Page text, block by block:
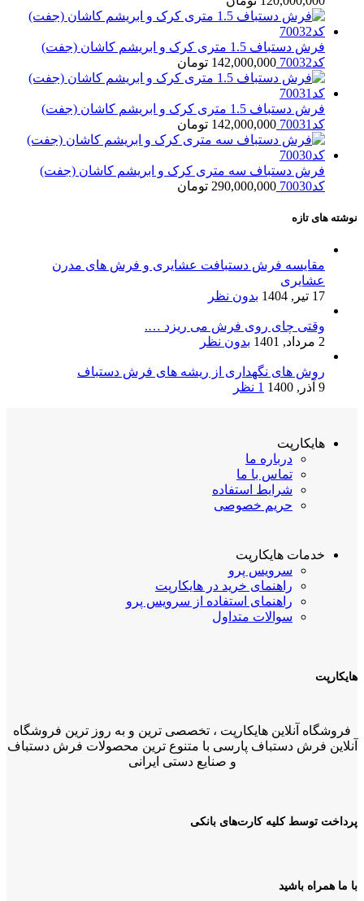
فرش دستباف 1.5 متری کرک و ابریشم کاشان (جفت)
کد70032
142,000,000 تومان
فرش دستباف 1.5 متری کرک و ابریشم کاشان (جفت)
کد70031
142,000,000 تومان
فرش دستباف سه متری کرک و ابریشم کاشان (جفت)
کد70030
290,000,000 تومان
نوشته های تازه
مقایسه فرش دستبافت عشایری و فرش های مدرن
عشایری
17 تیر, 1404
بدون نظر
وقتی چای روی فرش می ریزد ….
2 مرداد, 1401
بدون نظر
روش های نگهداری از ریشه های فرش دستباف
9 آذر, 1400
1 نظر
هایکارپت
درباره ما
تماس با ما
شرایط استفاده
حریم خصوصی
خدمات هایکارپت
سرویس پرو
راهنمای خرید در هایکارپت
راهنمای استفاده از سرویس پرو
سوالات متداول
هایکارپت
فروشگاه آنلاین هایکارپت ، تخصصی ترین و به روز ترین فروشگاه
آنلاین فرش دستباف پارسی با متنوع ترین محصولات فرش دستباف
و صنایع دستی ایرانی
پرداخت توسط کلیه کارت‌های بانکی
با ما همراه باشید